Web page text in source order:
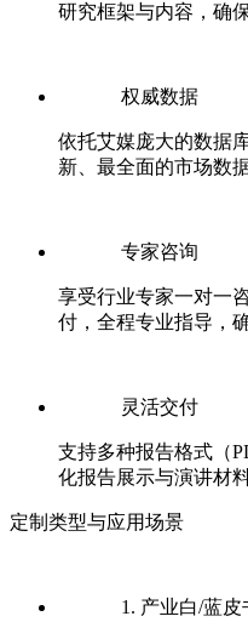
研究框架与内容，确
权威数据
依托艾媒庞大的数据
新、最全面的市场数
专家咨询
享受行业专家一对一
付，全程专业指导，
灵活交付
支持多种报告格式（
化报告展示与演讲材
定制类型与应用场景
1. 产业白/蓝皮